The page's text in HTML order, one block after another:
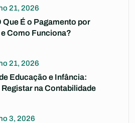
21, 2026
Que É o Pagamento por
Como Funciona?
21, 2026
Educação e Infância:
na Contabilidade
3, 2026